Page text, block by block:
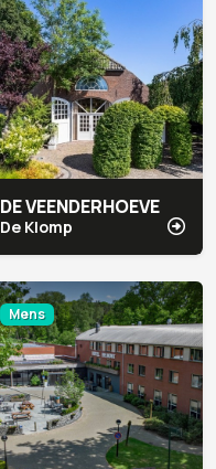
DE VEENDERHOEVE
De Klomp
Mens